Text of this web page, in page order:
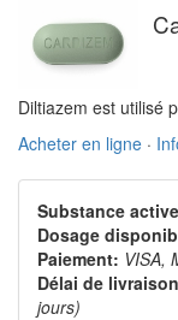
Diltiazem est utilisé
Acheter en ligne ·
Substance
Dosage
Paiement: VISA,
Délai de
jours)